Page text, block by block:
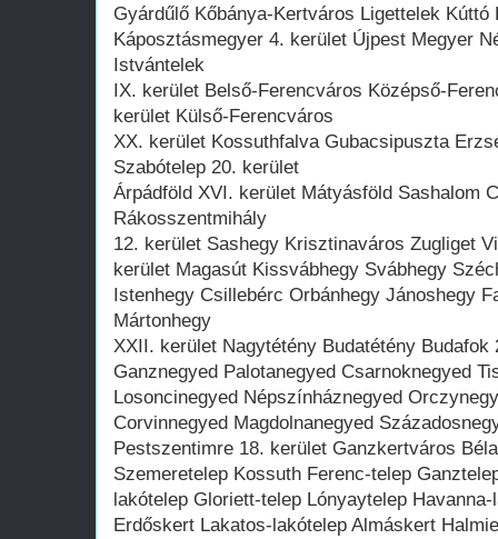
Gyárdűlő Kőbánya-Kertváros Ligettelek Kúttó
Káposztásmegyer 4. kerület Újpest Megyer
Istvántelek
IX. kerület Belső-Ferencváros Középső-
kerület Külső-Ferencváros
XX. kerület Kossuthfalva Gubacsipuszta
Szabótelep 20. kerület
Árpádföld XVI. kerület Mátyásföld Sashalom
Rákosszentmihály
12. kerület Sashegy Krisztinaváros Zugliget
kerület Magasút Kissvábhegy Svábhegy
Istenhegy Csillebérc Orbánhegy Jánoshegy
Mártonhegy
XXII. kerület Nagytétény Budatétény
Ganznegyed Palotanegyed Csarnoknegyed
Losoncinegyed Népszínháznegyed
Corvinnegyed Magdolnanegyed
Pestszentimre 18. kerület Ganzkertváros
Szemeretelep Kossuth Ferenc-telep
lakótelep Gloriett-telep Lónyaytelep
Erdőskert Lakatos-lakótelep Almáskert